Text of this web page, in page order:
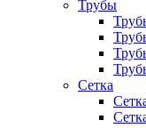
Трубы
Сетка